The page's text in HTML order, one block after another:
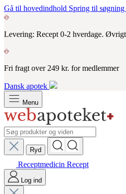
Gå til hovedindhold Spring til søgning
Levering: Recept 0-2 hverdage.
Fri fragt over 249 kr. for medlemmer
Dansk apotek
Menu
Ryd
Receptmedicin Recept
Log ind